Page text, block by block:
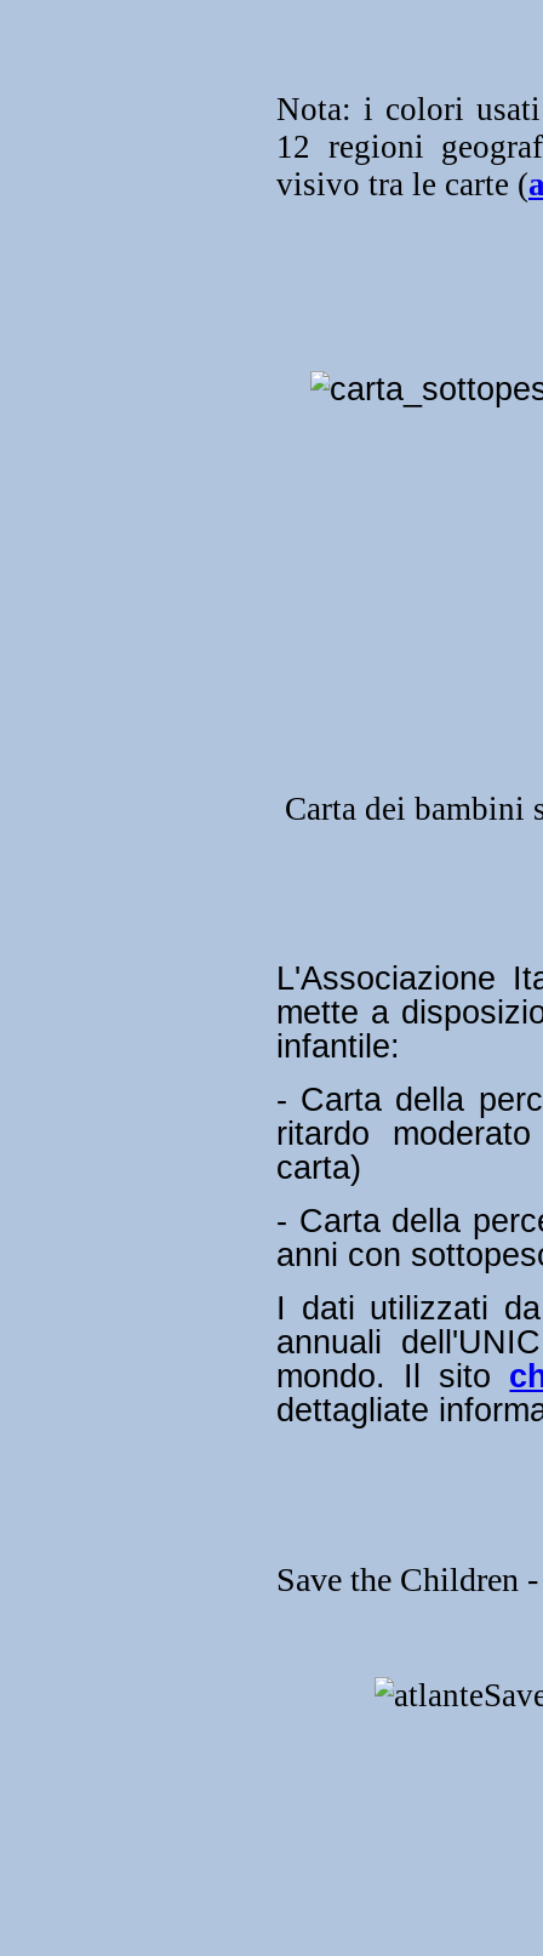
Nota: i colori
12 regioni
visivo tra le carte (
Carta dei bambini
L'Associazione
mette a
infantile:
- Carta della
ritardo
carta)
- Carta della
anni con
I dati utilizzati
annuali
mondo. Il sito
dettagliate
Save the Children